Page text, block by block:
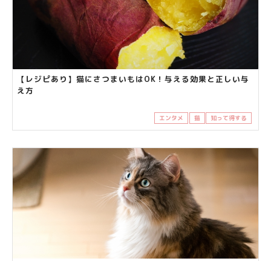
【レジピあり】猫にさつまいもはOK！与える効果と正しい与
え方
エンタメ 猫 知って得する